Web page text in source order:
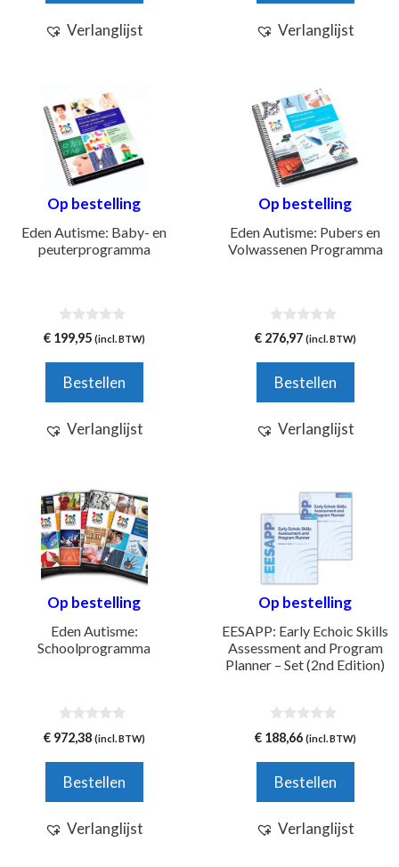
Verlanglijst Verlanglijst
Op bestelling
Eden Autisme: Baby- en
peuterprogramma
0
v
5
€199,95 (incl. BTW)
Bestellen
Verlanglijst
Op bestelling
Eden Autisme: Pubers en
Volwassenen Programma
0
v
5
€276,97 (incl. BTW)
Bestellen
Verlanglijst
Op bestelling
Eden Autisme:
Schoolprogramma
0
v
5
€972,38 (incl. BTW)
Bestellen
Verlanglijst
Op bestelling
EESAPP: Early Echoic Skills
Assessment and Program
Planner – Set (2nd Edition)
0
v
5
€188,66 (incl. BTW)
Bestellen
Verlanglijst